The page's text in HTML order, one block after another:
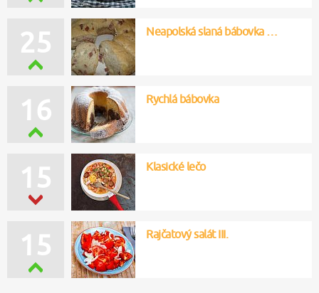
25 Neapolská slaná bábovka …
15 Klasické lečo
16 Rychlá bábovka
15 Rajčatový salát III.